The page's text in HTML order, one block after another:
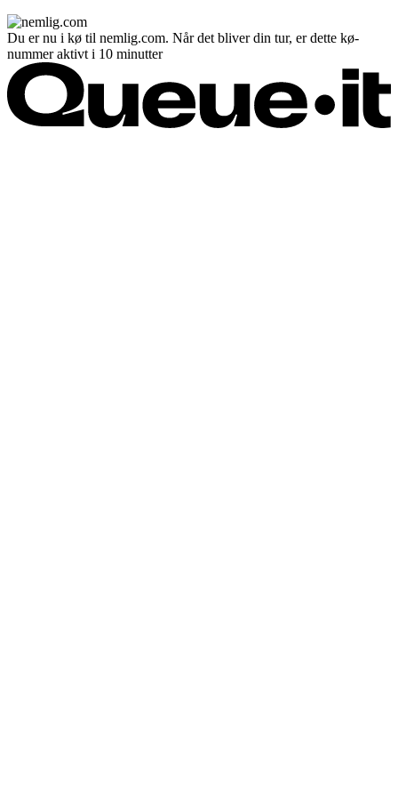
Du er nu i kø til nemlig.com. Når det bliver din tur, er dette kø-
nummer aktivt i 10 minutter